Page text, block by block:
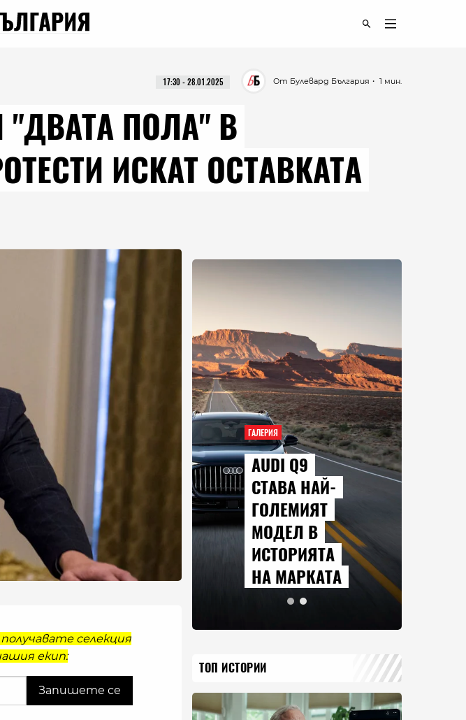
・ 1 мин.
От Булевард България
17:30 - 28.01.2025
ПОЛА" В
ИСКАТ ОСТАВКАТА
селекция
екип:
ГАЛЕРИЯ
AUDI Q9
СТАВА НАЙ-
ГОЛЕМИЯТ
МОДЕЛ В
ИСТОРИЯТА
НА МАРКАТА
ТОП ИСТОРИИ